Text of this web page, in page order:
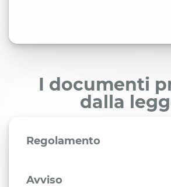
I documenti
dalla
Regolamento
Avviso